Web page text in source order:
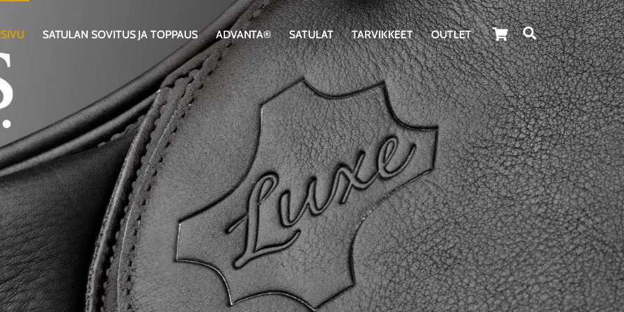
CartHaku
SATULAN SOVITUS JA TOPPAUS ADVANTA® SATULAT TARVIKKEET OUTLET